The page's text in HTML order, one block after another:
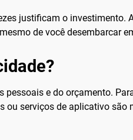
justificam o investimento.
de você desembarcar
pessoais e do orçamento.
ou serviços de aplicativo são